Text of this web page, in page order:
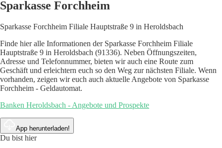
Sparkasse Forchheim
Sparkasse Forchheim Filiale Hauptstraße 9 in Heroldsbach
Finde hier alle Informationen der Sparkasse Forchheim Filiale
Hauptstraße 9 in Heroldsbach (91336). Neben Öffnungszeiten,
Adresse und Telefonnummer, bieten wir auch eine Route zum
Geschäft und erleichtern euch so den Weg zur nächsten Filiale. Wenn
vorhanden, zeigen wir euch auch aktuelle Angebote von Sparkasse
Forchheim - Geldautomat.
Banken Heroldsbach - Angebote und Prospekte
App herunterladen!
Du bist hier